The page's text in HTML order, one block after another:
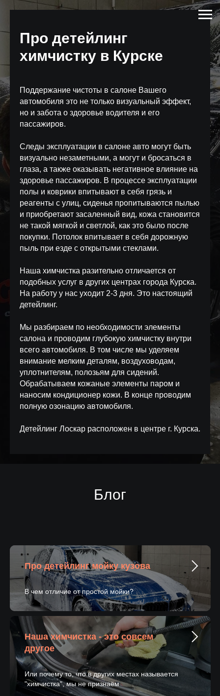
Про детейлинг
химчистку в Курске
Поддержание чистоты в салоне Вашего
автомобиля это не только визуальный эффект,
но и забота о здоровье водителя и его
пассажиров.
Следы эксплуатации в салоне авто могут быть
визуально незаметными, а могут и бросаться в
глаза, а также оказывать негативное влияние на
здоровье пассажиров. В процессе эксплуатации
полы и коврики впитывают в себя грязь и
реагенты с улиц, сиденья пропитываются пылью
и приобретают засаленный вид, кожа становится
не такой мягкой и светлой, как это было после
покупки. Потолок впитывает в себя дорожную
пыль при езде с открытыми стеклами.
Наша химчистка разительно отличается от
подобных услуг в других центрах города Курска.
На работу у нас уходит 2-3 дня. Это настоящий
детейлинг.
Мы разбираем по необходимости элементы
салона и проводим глубокую химчистку внутри
всего автомобиля. В том числе мы уделяем
внимание мелким деталям, воздуховодам,
уплотнителям, полозьям для сидений.
Обрабатываем кожаные элементы паром и
наносим кондиционер кожи. В конце проводим
полную озонацию автомобиля.
Детейлинг Лоскар расположен в центре г. Курска.
Блог
Про детейлинг мойку кузова
В чем отличие от простой мойки?
Наша химчистка - это совсем
другое
Или почему то, что в других местах называется
"химчистка", мы не признаём